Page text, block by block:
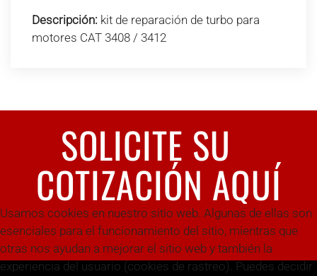
Descripción: kit de reparación de turbo para
motores CAT 3408 / 3412
SOLICITE SU
COTIZACIÓN AQUÍ
Usamos cookies en nuestro sitio web. Algunas de ellas son
esenciales para el funcionamiento del sitio, mientras que
otras nos ayudan a mejorar el sitio web y también la
experiencia del usuario (cookies de rastreo). Puedes decidir